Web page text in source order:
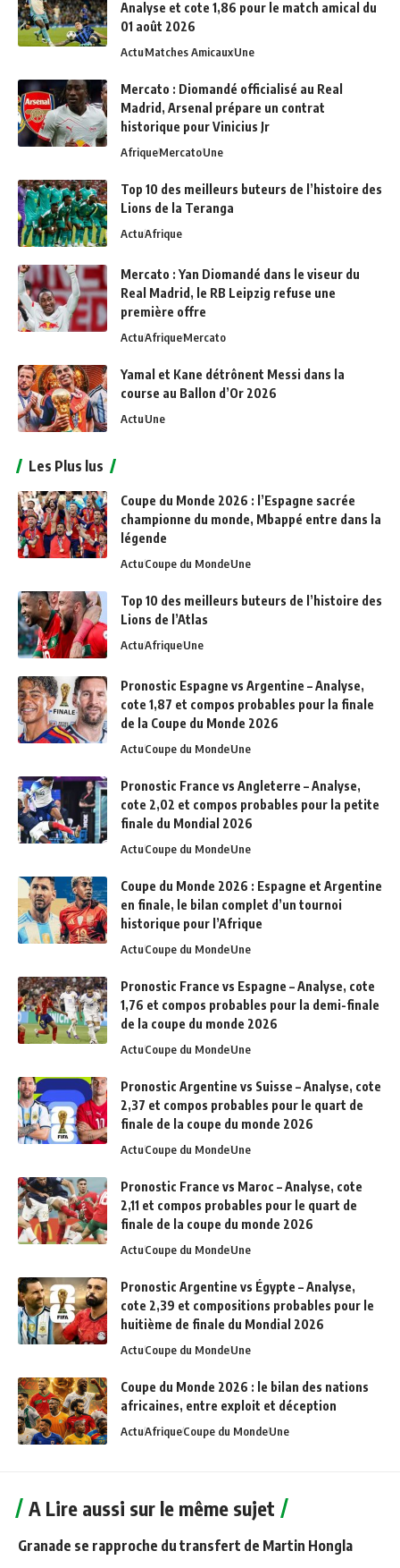
Analyse et cote 1,86 pour le match amical du
01 août 2026
ActuMatches AmicauxUne
Mercato : Diomandé officialisé au Real
Madrid, Arsenal prépare un contrat
historique pour Vinicius Jr
AfriqueMercatoUne
Top 10 des meilleurs buteurs de l’histoire des
Lions de la Teranga
ActuAfrique
Mercato : Yan Diomandé dans le viseur du
Real Madrid, le RB Leipzig refuse une
première offre
ActuAfriqueMercato
Yamal et Kane détrônent Messi dans la
course au Ballon d’Or 2026
ActuUne
Les Plus lus
Coupe du Monde 2026 : l’Espagne sacrée
championne du monde, Mbappé entre dans la
légende
ActuCoupe du MondeUne
Top 10 des meilleurs buteurs de l’histoire des
Lions de l’Atlas
ActuAfriqueUne
Pronostic Espagne vs Argentine – Analyse,
cote 1,87 et compos probables pour la finale
de la Coupe du Monde 2026
ActuCoupe du MondeUne
Pronostic France vs Angleterre – Analyse,
cote 2,02 et compos probables pour la petite
finale du Mondial 2026
ActuCoupe du MondeUne
Coupe du Monde 2026 : Espagne et Argentine
en finale, le bilan complet d’un tournoi
historique pour l’Afrique
ActuCoupe du MondeUne
Pronostic France vs Espagne – Analyse, cote
1,76 et compos probables pour la demi-finale
de la coupe du monde 2026
ActuCoupe du MondeUne
Pronostic Argentine vs Suisse – Analyse, cote
2,37 et compos probables pour le quart de
finale de la coupe du monde 2026
ActuCoupe du MondeUne
Pronostic France vs Maroc – Analyse, cote
2,11 et compos probables pour le quart de
finale de la coupe du monde 2026
ActuCoupe du MondeUne
Pronostic Argentine vs Égypte – Analyse,
cote 2,39 et compositions probables pour le
huitième de finale du Mondial 2026
ActuCoupe du MondeUne
Coupe du Monde 2026 : le bilan des nations
africaines, entre exploit et déception
ActuAfriqueCoupe du MondeUne
A Lire aussi sur le même sujet
Granade se rapproche du transfert de Martin Hongla